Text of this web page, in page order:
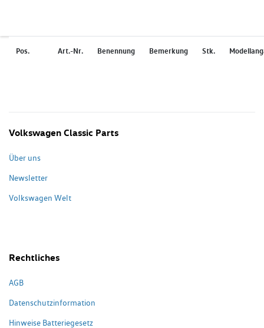
Pos. Art.-Nr. Benennung Bemerkung Stk.
Volkswagen Classic Parts
Über uns
Newsletter
Volkswagen Welt
Rechtliches
AGB
Datenschutzinformation
Hinweise Batteriegesetz